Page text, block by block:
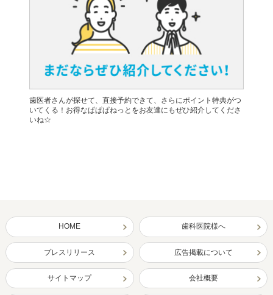
歯医者さんが探せて、直接予約できて、さらにポイント特典がつ
いてくる！お得なぱぱぱねっとをお友達にもぜひ紹介してくださ
いね☆
HOME 歯科医院様へ
プレスリリース 広告掲載について
サイトマップ 会社概要